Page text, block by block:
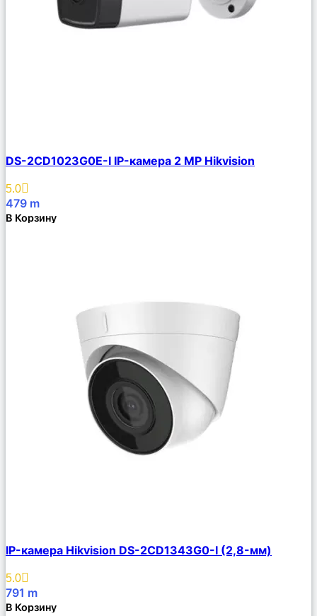
Описание
Избранное
DS-2CD1023G0E-I IP-камера 2 MP Hikvision
5.0
479 m
В Корзину
Описание
Избранное
IP-камера Hikvision DS-2CD1343G0-I (2,8-мм)
5.0
791 m
В Корзину